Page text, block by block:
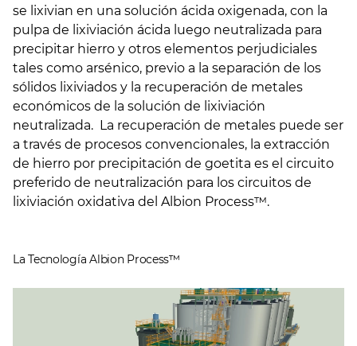
se lixivian en una solución ácida oxigenada, con la
pulpa de lixiviación ácida luego neutralizada para
precipitar hierro y otros elementos perjudiciales
tales como arsénico, previo a la separación de los
sólidos lixiviados y la recuperación de metales
económicos de la solución de lixiviación
neutralizada. La recuperación de metales puede ser
a través de procesos convencionales, la extracción
de hierro por precipitación de goetita es el circuito
preferido de neutralización para los circuitos de
lixiviación oxidativa del Albion Process™.
La Tecnología Albion Process™